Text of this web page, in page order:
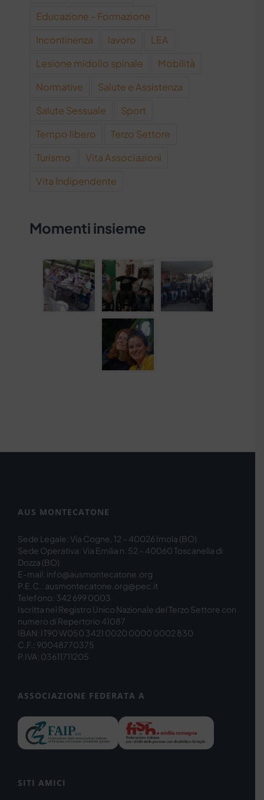
Educazione - Formazione
Incontinenza
lavoro
LEA
Lesione midollo spinale
Mobilità
Normative
Salute e Assistenza
Salute Sessuale
Sport
Tempo libero
Terzo Settore
Turismo
Vita Associazioni
Vita Indipendente
Momenti insieme
AUS MONTECATONE
Sede Legale: Via Cogne, 12 – 40026 Imola (BO)
Sede Operativa: Via Emilia n. 52 – 40060 Toscanella di
Dozza (BO)
E-mail: info@ausmontecatone.org
P.E.C.: ausmontecatone.org@pec.it
Telefono: 342 699 0003
Iscritta nel Registro Unico Nazionale del Terzo Settore con
numero di Repertorio 41087
IBAN: IT90 W050 3421 0020 0000 0002 830
C.F.: 90048770375
P.IVA: 03611711205
ASSOCIAZIONE FEDERATA A
SITI AMICI